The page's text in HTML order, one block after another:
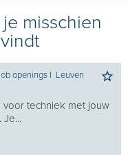
misschien
openings I Leuven
techniek met jouw